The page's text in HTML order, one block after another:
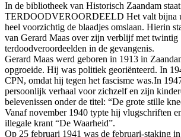
In de bibliotheek van Historisch Zaandam
TERDOODVEROORDEELD Het valt bijna
heel voorzichtig de blaadjes omslaan. Hierin
van Gerard Maas over zijn verblijf met twintig
terdoodveroordeelden in de gevangenis.
Gerard Maas werd geboren in 1913 in
opgroeide. Hij was politiek georiënteerd. In
CPN, omdat hij tegen het fascisme was.In
persoonlijk verhaal voor zichzelf en zijn
belevenissen onder de titel: “De grote stille
Vanaf november 1940 typte hij vlugschriften
illegale krant “De Waarheid”.
Op 25 februari 1941 was de februari-staking